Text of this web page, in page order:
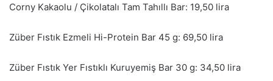
Corny Kakaolu / Çikolatalı Tam Tahıllı Bar: 19,50 lira
Züber Fıstık Ezmeli Hi-Protein Bar 45 g: 69,50 lira
Züber Fıstık Yer Fıstıklı Kuruyemiş Bar 30 g: 34,50 lira